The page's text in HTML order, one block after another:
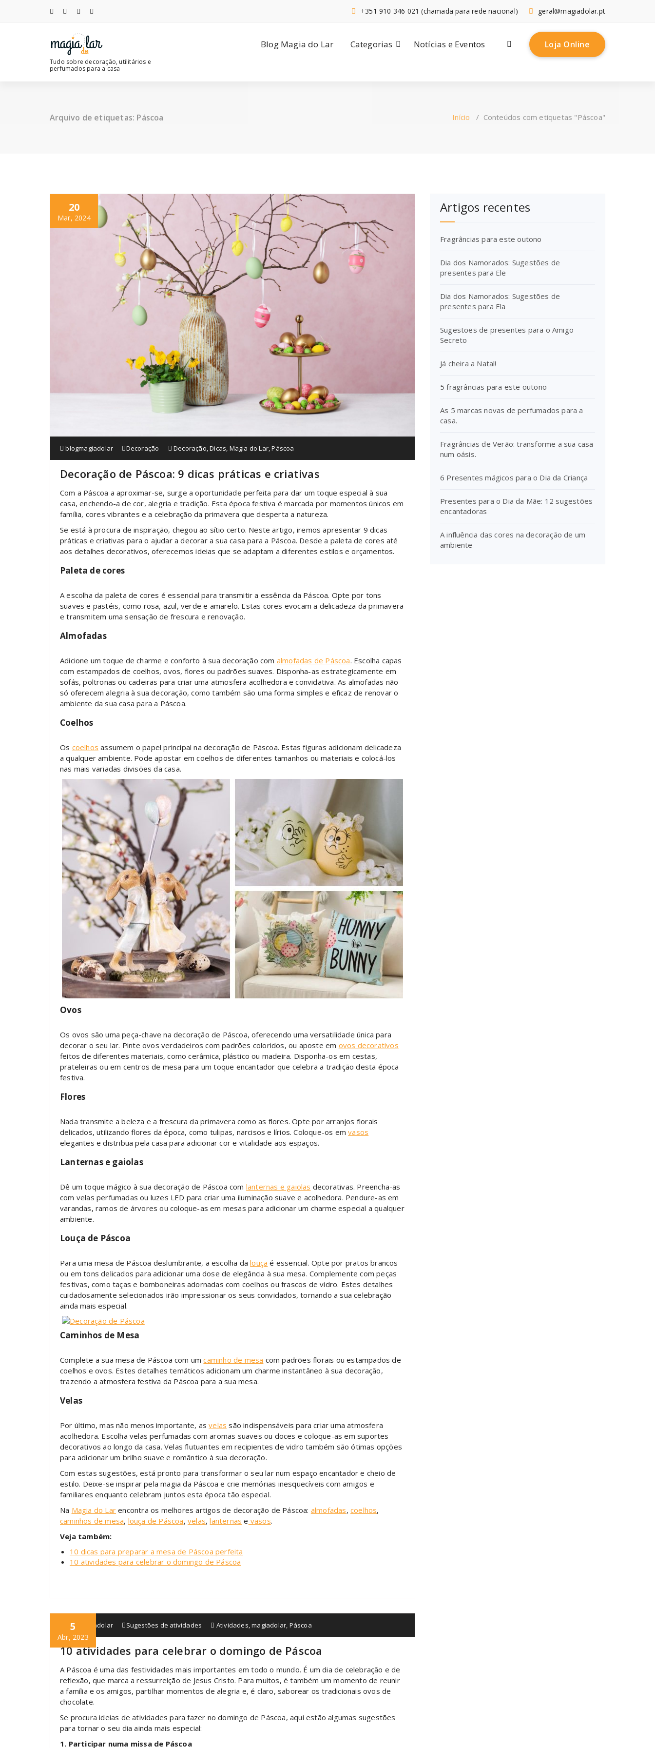
o
geral@magiadolar.pt
+351 910 346 021 (chamada para rede nacional)
Tudo sobre decoração, utilitários e
perfumados para a casa
Blog Magia do Lar Categorias Notícias e Eventos Loja Online
Arquivo de etiquetas: Páscoa Início / Conteúdos com etiquetas "Páscoa"
20
Mar, 2024
blogmagiadolar Decoração Decoração,Dicas, Magia do Lar,Páscoa
Decoração de Páscoa: 9 dicas práticas e criativas
Com a Páscoa a aproximar-se, surge a oportunidade perfeita para dar um toque especial à sua
casa, enchendo-a de cor, alegria e tradição. Esta época festiva é marcada por momentos únicos em
família, cores vibrantes e a celebração da primavera que desperta a natureza.
Se está à procura de inspiração, chegou ao sítio certo. Neste artigo, iremos apresentar 9 dicas
práticas e criativas para o ajudar a decorar a sua casa para a Páscoa. Desde a paleta de cores até
aos detalhes decorativos, oferecemos ideias que se adaptam a diferentes estilos e orçamentos.
Paleta de cores
A escolha da paleta de cores é essencial para transmitir a essência da Páscoa. Opte por tons
suaves e pastéis, como rosa, azul, verde e amarelo. Estas cores evocam a delicadeza da primavera
e transmitem uma sensação de frescura e renovação.
Almofadas
Adicione um toque de charme e conforto à sua decoração com almofadas de Páscoa. Escolha capas
com estampados de coelhos, ovos, flores ou padrões suaves. Disponha-as estrategicamente em
sofás, poltronas ou cadeiras para criar uma atmosfera acolhedora e convidativa. As almofadas não
só oferecem alegria à sua decoração, como também são uma forma simples e eficaz de renovar o
ambiente da sua casa para a Páscoa.
Coelhos
Os coelhos assumem o papel principal na decoração de Páscoa. Estas figuras adicionam delicadeza
a qualquer ambiente. Pode apostar em coelhos de diferentes tamanhos ou materiais e colocá-los
nas mais variadas divisões da casa.
Ovos
Os ovos são uma peça-chave na decoração de Páscoa, oferecendo uma versatilidade única para
decorar o seu lar. Pinte ovos verdadeiros com padrões coloridos, ou aposte em ovos decorativos
feitos de diferentes materiais, como cerâmica, plástico ou madeira. Disponha-os em cestas,
prateleiras ou em centros de mesa para um toque encantador que celebra a tradição desta época
festiva.
Flores
Nada transmite a beleza e a frescura da primavera como as flores. Opte por arranjos florais
delicados, utilizando flores da época, como tulipas, narcisos e lírios. Coloque-os emvasos
elegantes e distribua pela casa para adicionar cor e vitalidade aos espaços.
Lanternas e gaiolas
Dê um toque mágico à sua decoração de Páscoa com lanternas e gaiolas decorativas. Preencha-as
com velas perfumadas ou luzes LED para criar uma iluminação suave e acolhedora. Pendure-as em
varandas, ramos de árvores ou coloque-as em mesas para adicionar um charme especial a qualquer
ambiente.
Louça de Páscoa
Para uma mesa de Páscoa deslumbrante, a escolha dalouça é essencial. Opte por pratos brancos
ou em tons delicados para adicionar uma dose de elegância à sua mesa. Complemente com peças
festivas, como taças e bomboneiras adornadas com coelhos ou frascos de vidro. Estes detalhes
cuidadosamente selecionados irão impressionar os seus convidados, tornando a sua celebração
ainda mais especial.
Caminhos de Mesa
Complete a sua mesa de Páscoa com umcaminho de mesa com padrões florais ou estampados de
coelhos e ovos. Estes detalhes temáticos adicionam um charme instantâneo à sua decoração,
trazendo a atmosfera festiva da Páscoa para a sua mesa.
Velas
Por último, mas não menos importante, asvelas são indispensáveis para criar uma atmosfera
acolhedora. Escolha velas perfumadas com aromas suaves ou doces e coloque-as em suportes
decorativos ao longo da casa. Velas flutuantes em recipientes de vidro também são ótimas opções
para adicionar um brilho suave e romântico à sua decoração.
Com estas sugestões, está pronto para transformar o seu lar num espaço encantador e cheio de
estilo. Deixe-se inspirar pela magia da Páscoa e crie memórias inesquecíveis com amigos e
familiares enquanto celebram juntos esta época tão especial.
Na Magia do Lar encontra os melhores artigos de decoração de Páscoa: almofadas,coelhos,
caminhos de mesa, louça de Páscoa,velas,lanternas e vasos.
Veja também:
10 dicas para preparar a mesa de Páscoa perfeita
10 atividades para celebrar o domingo de Páscoa
5
Abr, 2023
blogmagiadolar Sugestões de atividades Atividades,magiadolar, Páscoa
10 atividades para celebrar o domingo de Páscoa
A Páscoa é uma das festividades mais importantes em todo o mundo. É um dia de celebração e de
reflexão, que marca a ressurreição de Jesus Cristo. Para muitos, é também um momento de reunir
a família e os amigos, partilhar momentos de alegria e, é claro, saborear os tradicionais ovos de
chocolate.
Se procura ideias de atividades para fazer no domingo de Páscoa, aqui estão algumas sugestões
para tornar o seu dia ainda mais especial:
1. Participar numa missa de Páscoa
Artigos recentes
Fragrâncias para este outono
Dia dos Namorados: Sugestões de
presentes para Ele
Dia dos Namorados: Sugestões de
presentes para Ela
Sugestões de presentes para o Amigo
Secreto
Já cheira a Natal!
5 fragrâncias para este outono
As 5 marcas novas de perfumados para a
casa.
Fragrâncias de Verão: transforme a sua casa
num oásis.
6 Presentes mágicos para o Dia da Criança
Presentes para o Dia da Mãe: 12 sugestões
encantadoras
A influência das cores na decoração de um
ambiente